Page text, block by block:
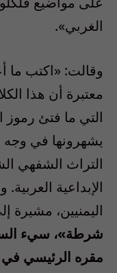
الغربي».
وقالت: «اكتب ما
معتبرة أن هذا
التي ما فتئ رموز
يشهرونها في وجه
التراث الشفهي
الإبداعية
اليمنيين، مشيرة
شرطة»، سيء
مقره الرئيسي